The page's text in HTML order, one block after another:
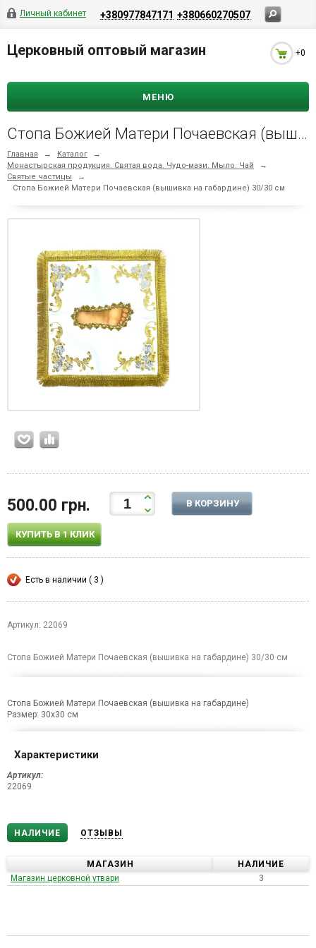
Личный кабинет +380977847171 +380660270507
Церковный оптовый магазин +0
МЕНЮ
Стопа Божией Матери Почаевская (вышивка на габардине) 30/30 см
Главная → Каталог
→
Монастырская продукция. Святая вода. Чудо-мази. Мыло. Чай
→
Святые частицы
→
Стопа Божией Матери Почаевская (вышивка на габардине) 30/30 см
500.00 грн. В КОРЗИНУ
КУПИТЬ В 1 КЛИК
Есть в наличии ( 3 )
Артикул: 22069
Стопа Божией Матери Почаевская (вышивка на габардине) 30/30 см
Стопа Божией Матери Почаевская (вышивка на габардине)
Размер: 30х30 см
Характеристики
Артикул:
22069
НАЛИЧИЕ ОТЗЫВЫ
МАГАЗИН
НАЛИЧИЕ
Магазин церковной утвари
3